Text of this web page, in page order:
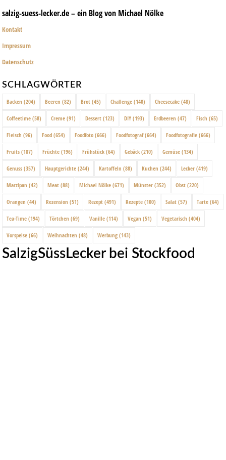
salzig-suess-lecker.de – ein Blog von Michael Nölke
Kontakt
Impressum
Datenschutz
SCHLAGWÖRTER
Backen (204) Beeren (82) Brot (45) Challenge (140) Cheesecake (48)
Coffeetime (58) Creme (91) Dessert (123) DIY (193) Erdbeeren (47) Fisch (65)
Fleisch (96) Food (654) Foodfoto (666) Foodfotograf(664) Foodfotografie (666)
Fruits (187) Früchte (196) Frühstück (64) Gebäck (210) Gemüse (134)
Genuss (357) Hauptgerichte (244) Kartoffeln (88) Kuchen (244) Lecker (419)
Marzipan (42) Meat (88) Michael Nölke (671) Münster (352) Obst (220)
Orangen (44) Rezension (51) Rezept (491) Rezepte (100) Salat (57) Tarte (64)
Tea-Time (194) Törtchen (69) Vanille (114) Vegan (51) Vegetarisch (404)
Vorspeise (66) Weihnachten (48) Werbung (143)
SalzigSüssLecker bei Stockfood